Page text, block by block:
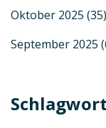
Oktober 2025 (35)
September 2025